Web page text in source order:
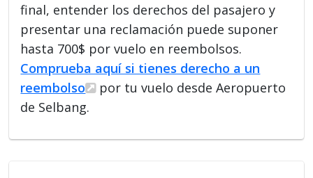
final, entender los derechos del pasajero y
presentar una reclamación puede suponer
hasta 700$ por vuelo en reembolsos.
Comprueba aquí si tienes derecho a un
reembolso
por tu vuelo desde Aeropuerto
de Selbang.